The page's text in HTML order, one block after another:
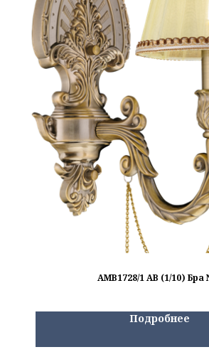
AMB1728/1 AB (1/10) Бра
Подробнее